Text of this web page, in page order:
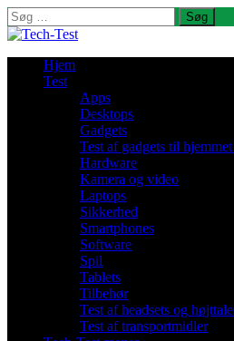
Søg
efter:
Hjem
Test
Apps
Desktops
Gadgets
Test af gadgets til
Hardware
Kamera og video
Laptops
Sikkerhed
Smartphones
Software
Spil
Tablets
Tilbehør
Test af headsets og
Test af transportmidler